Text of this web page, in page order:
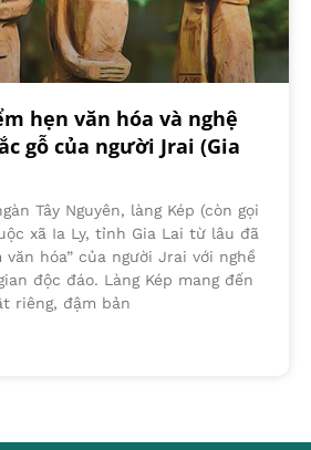
hẹn văn hóa và nghệ
gỗ của người Jrai (Gia
Tây Nguyên, làng Kép (còn gọi
xã Ia Ly, tỉnh Gia Lai từ lâu đã
hóa” của người Jrai với nghề
độc đáo. Làng Kép mang đến
riêng, đậm bản